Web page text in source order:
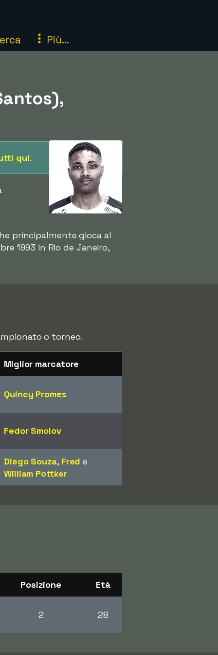
Più...
qui.
principalmente gioca al
1993 in Rio de Janeiro,
o torneo.
Miglior marcatore
Quincy Promes
Fedor Smolov
Diego Souza, Fred e
William Pottker
Posizione Età
2 28